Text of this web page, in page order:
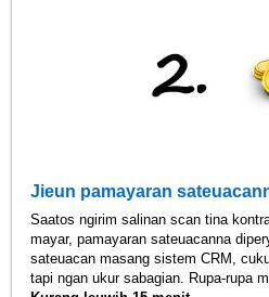
Jieun pamayaran
Saatos ngirim salinan scan tina
mayar, pamayaran sateuacanna
sateuacan masang sistem CRM,
tapi ngan ukur sabagian. Rupa-rupa